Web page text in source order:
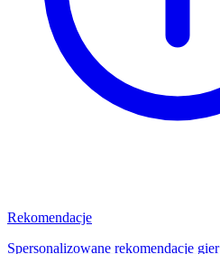
Rekomendacje
Spersonalizowane rekomendacje gier